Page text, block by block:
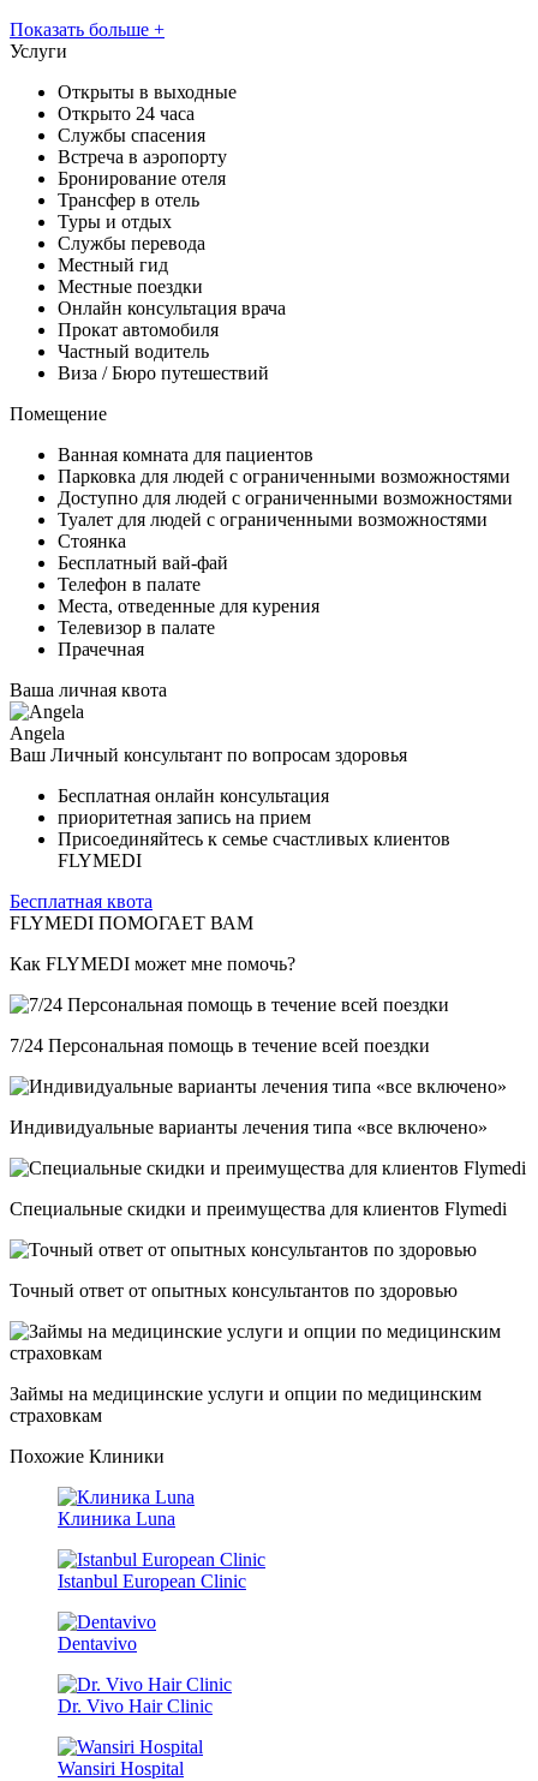
Показать больше +
Услуги
Открыты в выходные
Открыто 24 часа
Службы спасения
Встреча в аэропорту
Бронирование отеля
Трансфер в отель
Туры и отдых
Службы перевода
Местный гид
Местные поездки
Онлайн консультация врача
Прокат автомобиля
Частный водитель
Виза / Бюро путешествий
Помещение
Ванная комната для пациентов
Парковка для людей с ограниченными возможностями
Доступно для людей с ограниченными возможностями
Туалет для людей с ограниченными возможностями
Стоянка
Бесплатный вай-фай
Телефон в палате
Места, отведенные для курения
Телевизор в палате
Прачечная
Ваша личная квота
Angela
Ваш Личный консультант по вопросам здоровья
Бесплатная онлайн консультация
приоритетная запись на прием
Присоединяйтесь к семье счастливых клиентов
FLYMEDI
Бесплатная квота
FLYMEDI ПОМОГАЕТ ВАМ
Как FLYMEDI может мне помочь?
7/24 Персональная помощь в течение всей поездки
Индивидуальные варианты лечения типа «все включено»
Специальные скидки и преимущества для клиентов Flymedi
Точный ответ от опытных консультантов по здоровью
Займы на медицинские услуги и опции по медицинским
страховкам
Похожие Клиники
Клиника Luna
Istanbul European Clinic
Dentavivo
Dr. Vivo Hair Clinic
Wansiri Hospital